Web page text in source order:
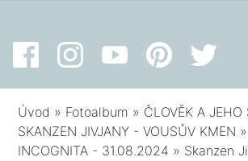
Úvod » Fotoalbum » ČLOVĚK A JEHO
SKANZEN JIVJANY - VOUSŮV KMEN »
INCOGNITA - 31.08.2024 » Skanzen